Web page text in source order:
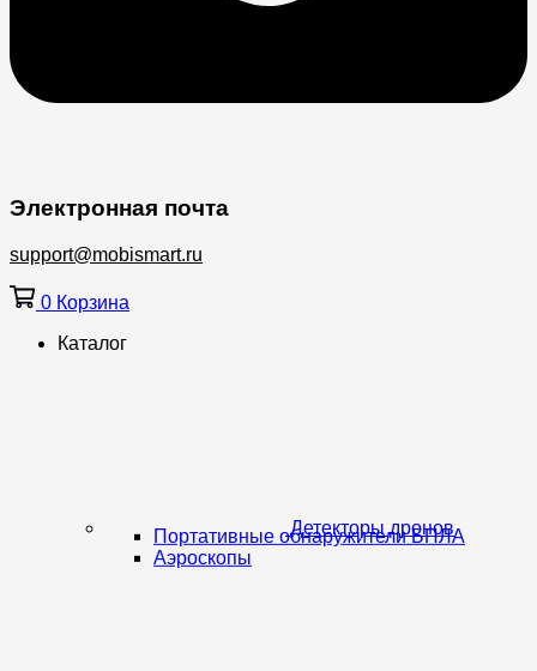
Электронная почта
support@mobismart.ru
0 Корзина
Каталог
Детекторы дронов
Портативные обнаружители БПЛА
Аэроскопы